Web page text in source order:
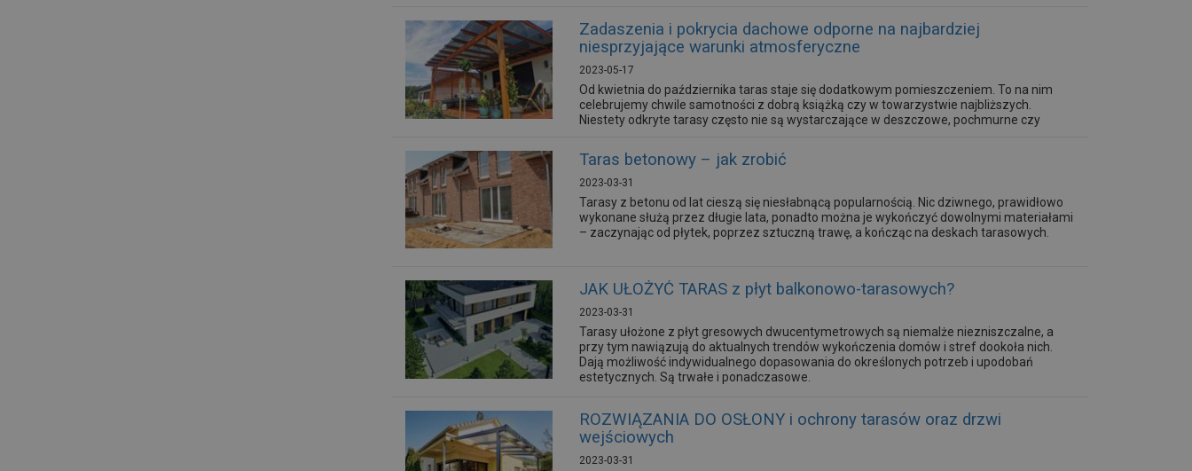
Zadaszenia i pokrycia dachowe odporne na najbardziej
niesprzyjające warunki atmosferyczne
2023-05-17
Od kwietnia do października taras staje się dodatkowym pomieszczeniem. To na nim
celebrujemy chwile samotności z dobrą książką czy w towarzystwie najbliższych.
Niestety odkryte tarasy często nie są wystarczające w deszczowe, pochmurne czy
Taras betonowy – jak zrobić
2023-03-31
Tarasy z betonu od lat cieszą się niesłabnącą popularnością. Nic dziwnego, prawidłowo
wykonane służą przez długie lata, ponadto można je wykończyć dowolnymi materiałami
– zaczynając od płytek, poprzez sztuczną trawę, a kończąc na deskach tarasowych.
JAK UŁOŻYĆ TARAS z płyt balkonowo-tarasowych?
2023-03-31
Tarasy ułożone z płyt gresowych dwucentymetrowych są niemalże niezniszczalne, a
przy tym nawiązują do aktualnych trendów wykończenia domów i stref dookoła nich.
Dają możliwość indywidualnego dopasowania do określonych potrzeb i upodobań
estetycznych. Są trwałe i ponadczasowe.
ROZWIĄZANIA DO OSŁONY i ochrony tarasów oraz drzwi
wejściowych
2023-03-31